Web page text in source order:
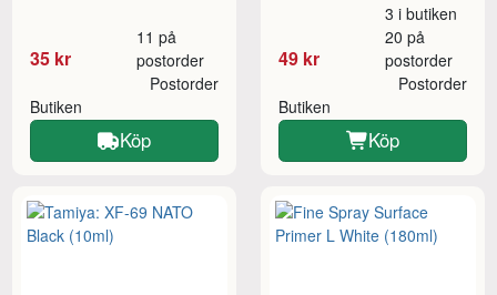
35 kr
11 på
postorder
Butiken
Postorder
Köp
49 kr
3 i butiken
20 på
postorder
Butiken
Postorder
Köp